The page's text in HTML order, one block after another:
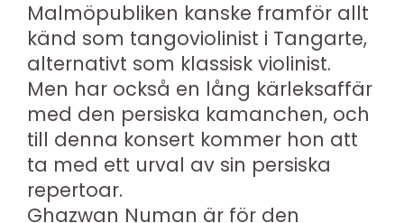
Malmöpubliken kanske framför allt
känd som tangoviolinist i Tangarte,
alternativt som klassisk violinist.
Men har också en lång kärleksaffär
med den persiska kamanchen, och
till denna konsert kommer hon att
ta med ett urval av sin persiska
repertoar.
Ghazwan Numan är för den